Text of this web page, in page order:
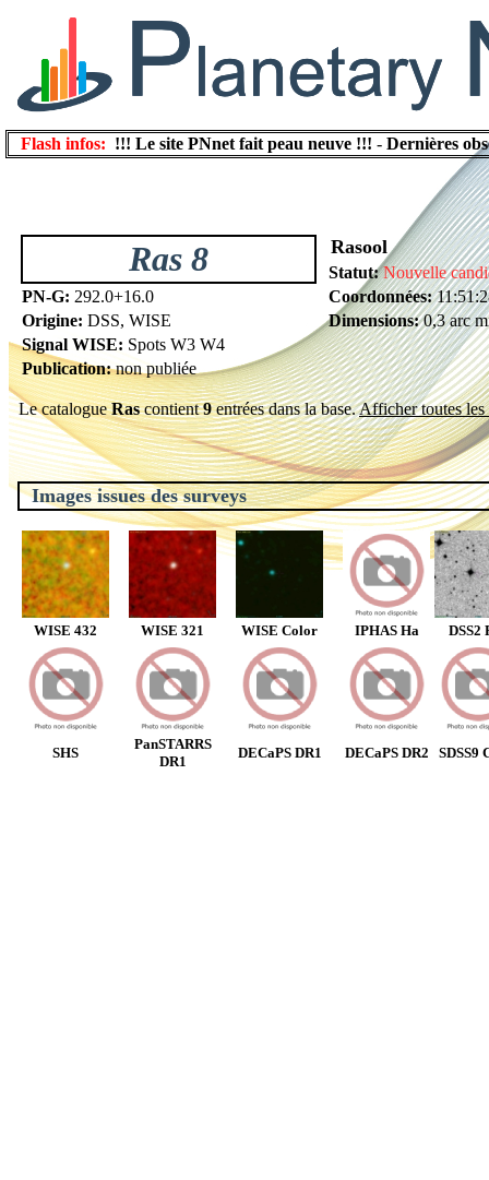
Flash infos: !!! Le site PNnet fait peau neuve !!! - Dernières
Ras 8 Rasool
Statut: Nouvelle
PN-G: 292.0+16.0 Coordonnées:
Origine: DSS, WISE Dimensions:0,3 arc
Signal WISE: Spots W3 W4
Publication:non publiée
Le catalogueRascontient9entrées dans la base.Afficher toutes les
Images issues des surveys
WISE 432 WISE 321 WISE Color IPHAS Ha DSS2
SHS
PanSTARRS
DR1
DECaPS DR1 DECaPS DR2 SDSS9